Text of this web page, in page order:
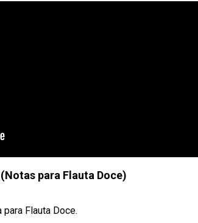
para Flauta Doce)
Flauta Doce.